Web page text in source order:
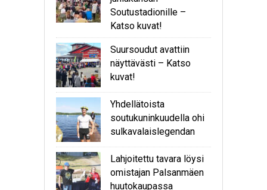
Soutustadionille –
Katso kuvat!
Suursoudut avattiin
näyttävästi – Katso
kuvat!
Yhdellätoista
soutukuninkuudella ohi
sulkavalaislegendan
Lahjoitettu tavara löysi
omistajan Palsanmäen
huutokaupassa